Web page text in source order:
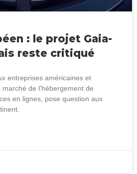
: le projet Gaia-
reste critiqué
entreprises américaines et
de l’hébergement de
en lignes, pose question aux